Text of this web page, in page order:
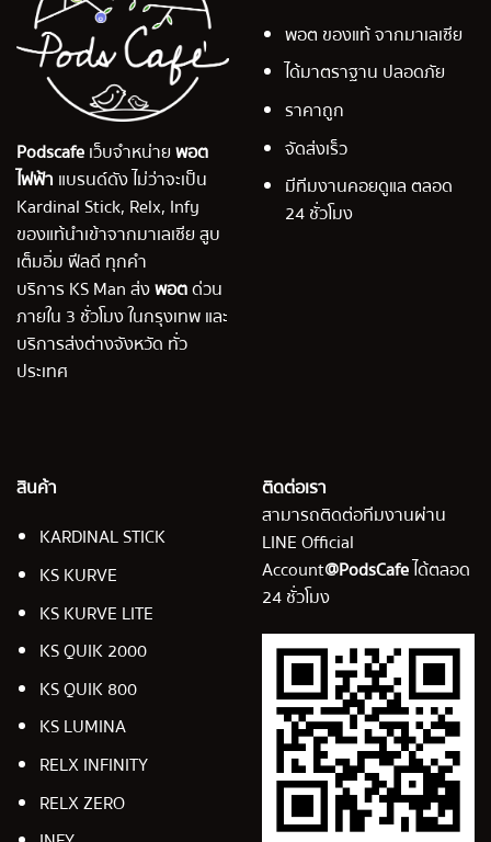
Podscafeเว็บจำหน่ายพอต
ไฟฟ้า แบรนด์ดัง ไม่ว่าจะเป็น
Kardinal Stick, Relx, Infy
ของแท้นำเข้าจากมาเลเซีย สูบ
เต็มอิ่ม ฟีลดี ทุกคำ
บริการ KS Man ส่งพอตด่วน
ภายใน 3 ชั่วโมง ในกรุงเทพ และ
บริการส่งต่างจังหวัด ทั่ว
ประเทศ
พอต ของแท้ จากมาเลเซีย
ได้มาตราฐาน ปลอดภัย
ราคาถูก
จัดส่งเร็ว
มีทีมงานคอยดูแล ตลอด
24 ชั่วโมง
สินค้า
KARDINAL STICK
KS KURVE
KS KURVE LITE
KS QUIK 2000
KS QUIK 800
KS LUMINA
RELX INFINITY
RELX ZERO
ติดต่อเรา
สามารถติดต่อทีมงานผ่าน
LINE Official
Account@PodsCafeได้ตลอด
24 ชั่วโมง